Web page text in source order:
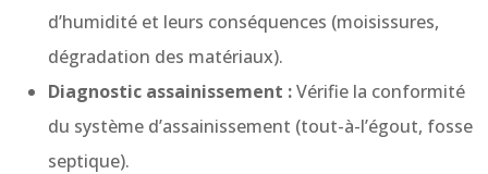
d’humidité et leurs conséquences (moisissures,
dégradation des matériaux).
Diagnostic assainissement :Vérifie la conformité
du système d’assainissement (tout-à-l’égout, fosse
septique).